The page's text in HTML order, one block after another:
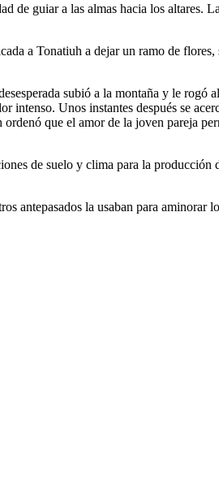
de guiar a las almas hacia los altares.
a Tonatiuh a dejar un ramo de
subió a la montaña y le rogó
intenso. Unos instantes después se
que el amor de la joven pareja
de suelo y clima para la producción
antepasados la usaban para aminorar